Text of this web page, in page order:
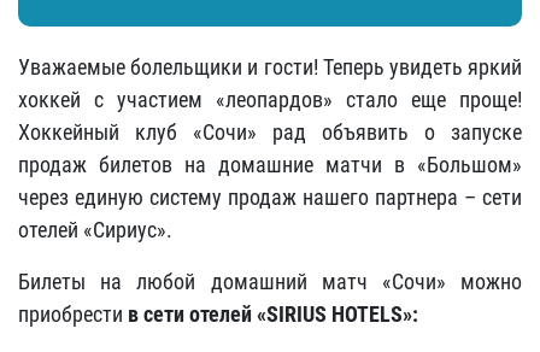
Уважаемые болельщики и гости! Теперь увидеть яркий
хоккей с участием «леопардов» стало еще проще!
Хоккейный клуб «Сочи» рад объявить о запуске
продаж билетов на домашние матчи в «Большом»
через единую систему продаж нашего партнера – сети
отелей «Сириус».
Билеты на любой домашний матч «Сочи» можно
приобрести в сети отелей «SIRIUS HOTELS»: